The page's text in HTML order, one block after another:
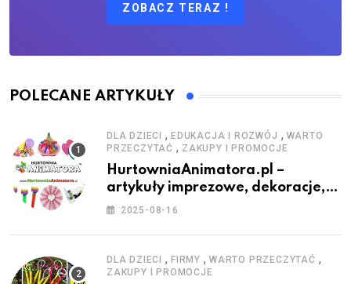
ZOBACZ TERAZ !
POLECANE ARTYKUŁY
DLA DZIECI , EDUKACJA I ROZWÓJ , WARTO
PRZECZYTAĆ , ZAKUPY I PROMOCJE
HurtowniaAnimatora.pl –
artykuły imprezowe, dekoracje,
stroje i akcesoria dla animatorów
2025-08-16
DLA DZIECI , FIRMY , WARTO PRZECZYTAĆ ,
ZAKUPY I PROMOCJE